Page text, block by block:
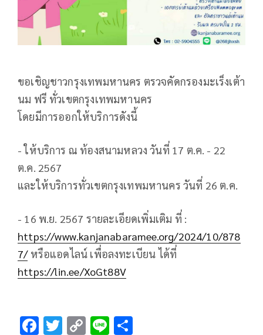
ขอเชิญชาวกรุงเทพมหานคร ตรวจคัดกรองมะเร็งเต้า
นม ฟรี ทั่วเขตกรุงเทพมหานคร
โดยมีการออกให้บริการดังนี้
- ให้บริการ ณ ท้องสนามหลวง วันที่ 17 ต.ค. - 22
ต.ค. 2567
และให้บริการทั่วเขตกรุงเทพมหานคร วันที่ 26 ต.ค.
- 16 พ.ย. 2567 รายละเอียดเพิ่มเติม ที่ :
https://www.kanjanabaramee.org/2024/10/878
7/หรือแอดไลน์ เพื่อลงทะเบียน ได้ที่
https://lin.ee/XoGt88V
F T C Li